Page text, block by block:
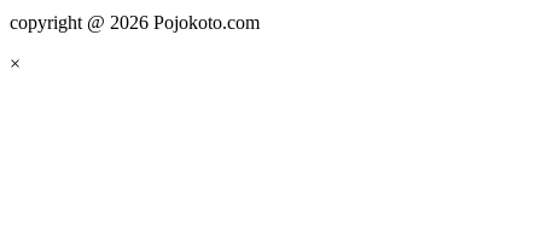
copyright @ 2026 Pojokoto.com
×